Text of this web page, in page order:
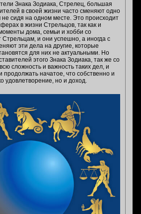
Знака Зодиака, Стрелец, большая
в своей жизни часто сменяют одно
сидя на одном месте. Это происходит
в жизни Стрельцов, так как и
дома, семьи и хобби со
и они успешно, а иногда с
эти дела на другие, которые
для них не актуальными. Но
этого Знака Зодиака, так же со
сложность и важность таких дел, и
продолжать начатое, что собственно и
удовлетворение, но и доход.